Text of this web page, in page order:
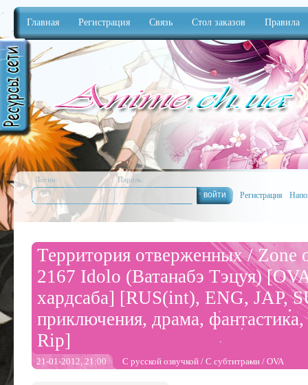
Главная Регистрация Связь Стол заказов Правила
Anime
Логин: Пароль:
Регистрация
Территория отверженных / Zone
2167 Idolo (Ватанабэ Тэцуя)
хардсаба] [RUS(int), ENG, JAP,
приключения, драма,
Rip]
21-01-2012, 21:00 С русской озвучкой / С субтитрами / OVA